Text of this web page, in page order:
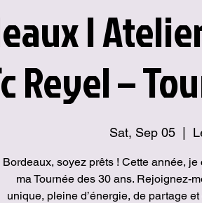
|
Reyel –
Sat, Sep 05
  |
Bordeaux, soyez prêts ! Cette année,
ma Tournée des 30 ans. Rejoignez-
unique, pleine d’énergie, de partage